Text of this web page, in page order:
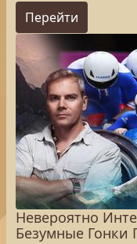
Перейти
Невероятно
Безумные Гонки